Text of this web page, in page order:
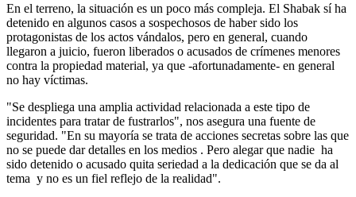
En el terreno, la situación es un poco más compleja. El Shabak sí ha
detenido en algunos casos a sospechosos de haber sido los
protagonistas de los actos vándalos, pero en general, cuando
llegaron a juicio, fueron liberados o acusados de crímenes menores
contra la propiedad material, ya que -afortunadamente- en general
no hay víctimas.
"Se despliega una amplia actividad relacionada a este tipo de
incidentes para tratar de fustrarlos", nos asegura una fuente de
seguridad. "En su mayoría se trata de acciones secretas sobre las que
no se puede dar detalles en los medios . Pero alegar que nadie ha
sido detenido o acusado quita seriedad a la dedicación que se da al
tema y no es un fiel reflejo de la realidad".